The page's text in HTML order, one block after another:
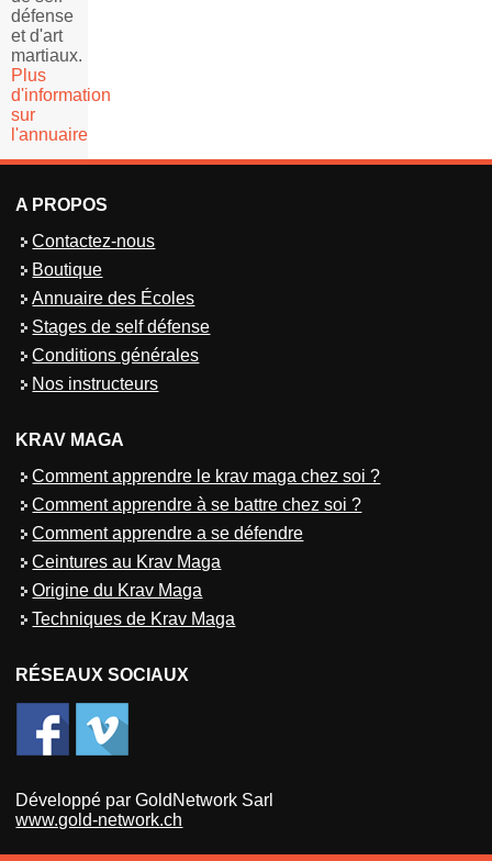
défense
et d'art
martiaux.
Plus
d'information
sur
l'annuaire
A PROPOS
Contactez-nous
Boutique
Annuaire des Écoles
Stages de self défense
Conditions générales
Nos instructeurs
KRAV MAGA
Comment apprendre le krav maga chez soi ?
Comment apprendre à se battre chez soi ?
Comment apprendre a se défendre
Ceintures au Krav Maga
Origine du Krav Maga
Techniques de Krav Maga
RÉSEAUX SOCIAUX
Développé par GoldNetwork Sarl
www.gold-network.ch